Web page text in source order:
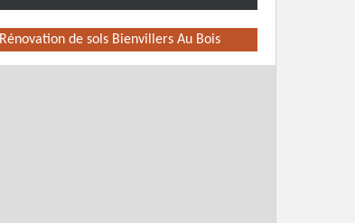
Rénovation de sols Bienvillers Au Bois